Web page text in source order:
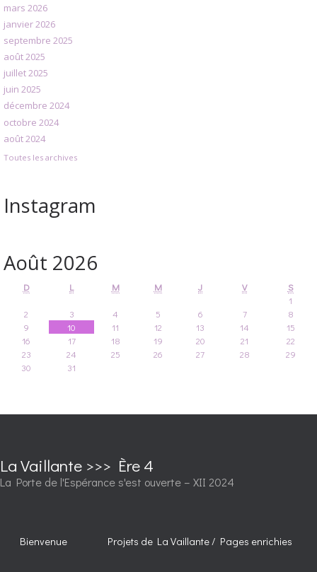
mars 2026
janvier 2026
septembre 2025
août 2025
juillet 2025
juin 2025
décembre 2024
octobre 2024
août 2024
Toutes les archives
Instagram
Août 2026
D L M M J V
S
1
2
3 4 5 6 7
8
9
10 11 12 13 14
15
16
17 18 19 20 21
22
23
24 25 26 27 28
29
30
31
La Vaillante >>> Ère 4
La Porte de l'Espérance s'est ouverte – XII 2024
Bienvenue Projets de La Vaillante / Pages enrichies